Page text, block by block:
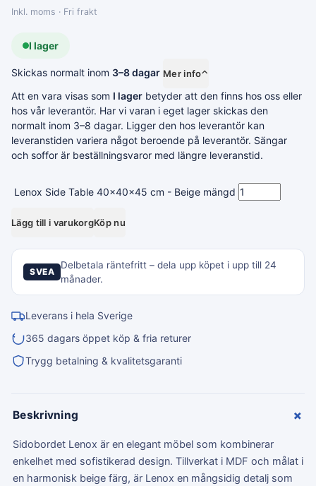
Inkl. moms · Fri frakt
I lager
Skickas normalt inom 3–8 dagar Mer info⌃
Att en vara visas som I lager betyder att den finns hos oss eller
hos vår leverantör. Har vi varan i eget lager skickas den
normalt inom 3–8 dagar. Ligger den hos leverantör kan
leveranstiden variera något beroende på leverantör. Sängar
och soffor är beställningsvaror med längre leveranstid.
Lenox Side Table 40x40x45 cm - Beige mängd
Lägg till i varukorgKöp nu
SVEA
Delbetala räntefritt – dela upp köpet i upp till 24
månader.
Leverans i hela Sverige
365 dagars öppet köp & fria returer
Trygg betalning & kvalitetsgaranti
Beskrivning +
Sidobordet Lenox är en elegant möbel som kombinerar
enkelhet med sofistikerad design. Tillverkat i MDF och målat i
en harmonisk beige färg, är Lenox en mångsidig detalj som